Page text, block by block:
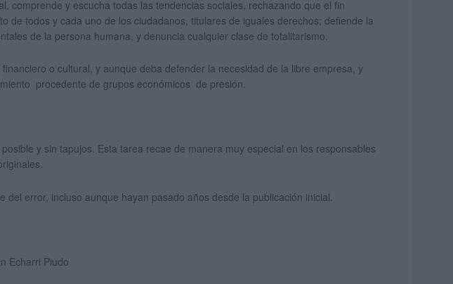
comprende y escucha todas las tendencias sociales, rechazando que el fin
todos y cada uno de los ciudadanos, titulares de iguales derechos; defiende la
de la persona humana, y denuncia cualquier clase de totalitarismo.
o cultural, y aunque deba defender la necesidad de la libre empresa, y
procedente de grupos económicos de presión.
y sin tapujos. Esta tarea recae de manera muy especial en los responsables
error, incluso aunque hayan pasado años desde la publicación inicial.
Echarri Piudo